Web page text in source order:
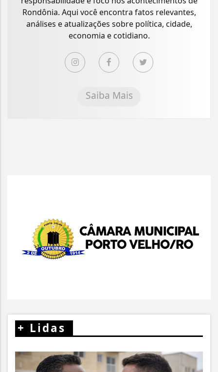
Rondônia. Aqui você encontra fatos relevantes,
análises e atualizações sobre política, cidade,
economia e cotidiano.
Saiba Mais
+ Lidas